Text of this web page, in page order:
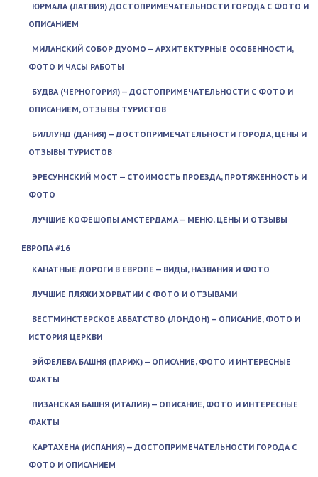
ЮРМАЛА (ЛАТВИЯ) ДОСТОПРИМЕЧАТЕЛЬНОСТИ ГОРОДА С ФОТО И
ОПИСАНИЕМ
МИЛАНСКИЙ СОБОР ДУОМО — АРХИТЕКТУРНЫЕ ОСОБЕННОСТИ,
ФОТО И ЧАСЫ РАБОТЫ
БУДВА (ЧЕРНОГОРИЯ) — ДОСТОПРИМЕЧАТЕЛЬНОСТИ С ФОТО И
ОПИСАНИЕМ, ОТЗЫВЫ ТУРИСТОВ
БИЛЛУНД (ДАНИЯ) — ДОСТОПРИМЕЧАТЕЛЬНОСТИ ГОРОДА, ЦЕНЫ И
ОТЗЫВЫ ТУРИСТОВ
ЭРЕСУННСКИЙ МОСТ — СТОИМОСТЬ ПРОЕЗДА, ПРОТЯЖЕННОСТЬ И
ФОТО
ЛУЧШИЕ КОФЕШОПЫ АМСТЕРДАМА — МЕНЮ, ЦЕНЫ И ОТЗЫВЫ
ЕВРОПА #16
КАНАТНЫЕ ДОРОГИ В ЕВРОПЕ — ВИДЫ, НАЗВАНИЯ И ФОТО
ЛУЧШИЕ ПЛЯЖИ ХОРВАТИИ С ФОТО И ОТЗЫВАМИ
ВЕСТМИНСТЕРСКОЕ АББАТСТВО (ЛОНДОН) — ОПИСАНИЕ, ФОТО И
ИСТОРИЯ ЦЕРКВИ
ЭЙФЕЛЕВА БАШНЯ (ПАРИЖ) — ОПИСАНИЕ, ФОТО И ИНТЕРЕСНЫЕ
ФАКТЫ
ПИЗАНСКАЯ БАШНЯ (ИТАЛИЯ) — ОПИСАНИЕ, ФОТО И ИНТЕРЕСНЫЕ
ФАКТЫ
КАРТАХЕНА (ИСПАНИЯ) — ДОСТОПРИМЕЧАТЕЛЬНОСТИ ГОРОДА С
ФОТО И ОПИСАНИЕМ